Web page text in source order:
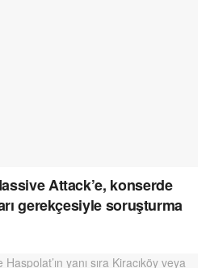
Attack’e, konserde
gerekçesiyle soruşturma